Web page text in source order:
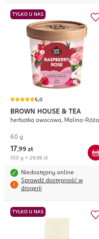
TYLKO U NAS
5,0
BROWN HOUSE & TEA
herbatka owocowa, Malina-Róża
60 g
17,99 zł
100 g = 29,98 zł
Niedostępny online
Sprawdź dostępność w
drogerii
TYLKO U NAS